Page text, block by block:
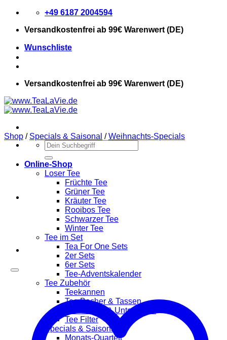
Zum
springen
+49 6187 2004594
Versandkostenfrei ab 99€ Warenwert (DE)
Wunschliste
Versandkostenfrei ab 99€ Warenwert (DE)
Suchen
nach:
Online-Shop
Loser Tee
Früchte Tee
Grüner Tee
Kräuter Tee
Rooibos Tee
Schwarzer Tee
Winter Tee
Tee im Set
Tea For One Sets
2er Sets
6er Sets
Tee-Adventskalender
Tee Zubehör
Teekannen
Tee Becher & Tassen
Teewärmer & Untersetzer
Tee Filter
Specials & Saisonal
Monats-Quartett
Shop / Specials & Saisonal / Weihnachts-Specials